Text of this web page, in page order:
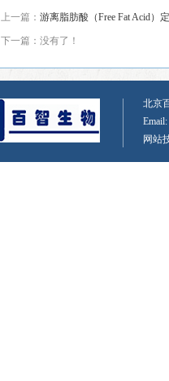
上一篇： 游离脂肪酸（Free Fat Acid）
下一篇：没有了！
北京
网站